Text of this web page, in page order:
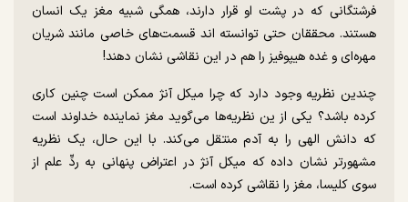
فرشتگانی که در پشت او قرار دارند، همگی شبیه مغز یک انسان
هستند. محققان حتی توانسته اند قسمت‌های خاصی مانند شریان
مهره‌ای و غده هیپوفیز را هم در این نقاشی نشان دهند!
چندین نظریه وجود دارد که چرا میکل آنژ ممکن است چنین کاری
کرده باشد؟ یکی از ین نظریه‌ها می‌گوید مغز نماینده خداوند است
که دانش الهی را به آدم منتقل می‌کند. با این حال، یک نظریه
مشهورتر نشان داده که میکل آنژ در اعتراض پنهانی به ردِّ علم از
سوی کلیسا، مغز را نقاشی کرده است.